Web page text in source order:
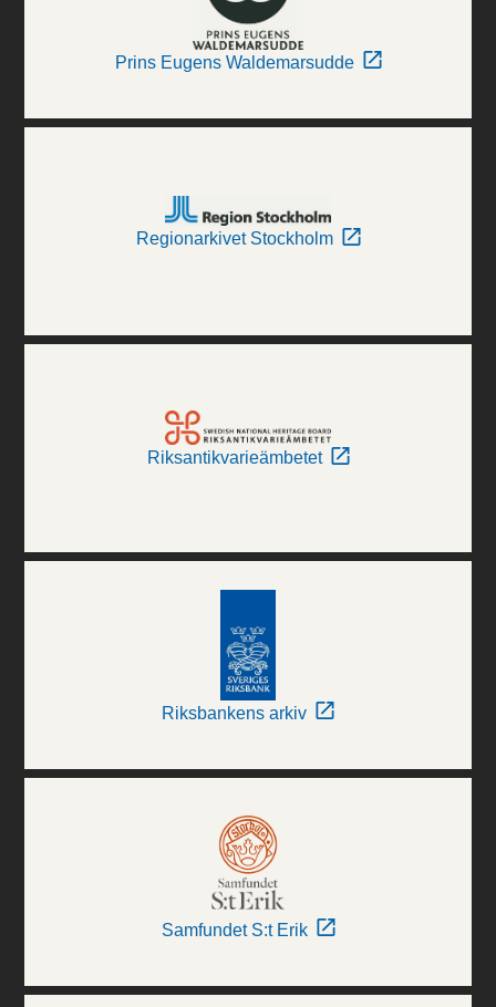
Prins Eugens Waldemarsudde
Regionarkivet Stockholm
Riksantikvarieämbetet
Riksbankens arkiv
Samfundet S:t Erik